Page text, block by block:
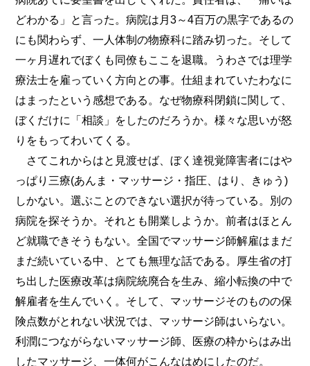
どわかる」と言った。病院は月3～4百万の黒字であるの
にも関わらず、一人体制の物療科に踏み切った。そして
一ヶ月遅れでぼくも同僚もここを退職。うわさでは理学
療法士を雇っていく方向との事。仕組まれていたわなに
はまったという感想である。なぜ物療科閉鎖に関して、
ぼくだけに「相談」をしたのだろうか。様々な思いが怒
りをもってわいてくる。
さてこれからはと見渡せば、ぼく達視覚障害者にはや
っぱり三療(あんま・マッサージ・指圧、はり、きゅう)
しかない。選ぶことのできない選択が待っている。別の
病院を探そうか。それとも開業しようか。前者はほとん
ど就職できそうもない。全国でマッサージ師解雇はまだ
まだ続いている中、とても無理な話である。厚生省の打
ち出した医療改革は病院統廃合を生み、縮小転換の中で
解雇者を生んでいく。そして、マッサージそのものの保
険点数がとれない状況では、マッサージ師はいらない。
利潤につながらないマッサージ師、医療の枠からはみ出
したマッサージ、一体何がこんなはめにしたのだ。